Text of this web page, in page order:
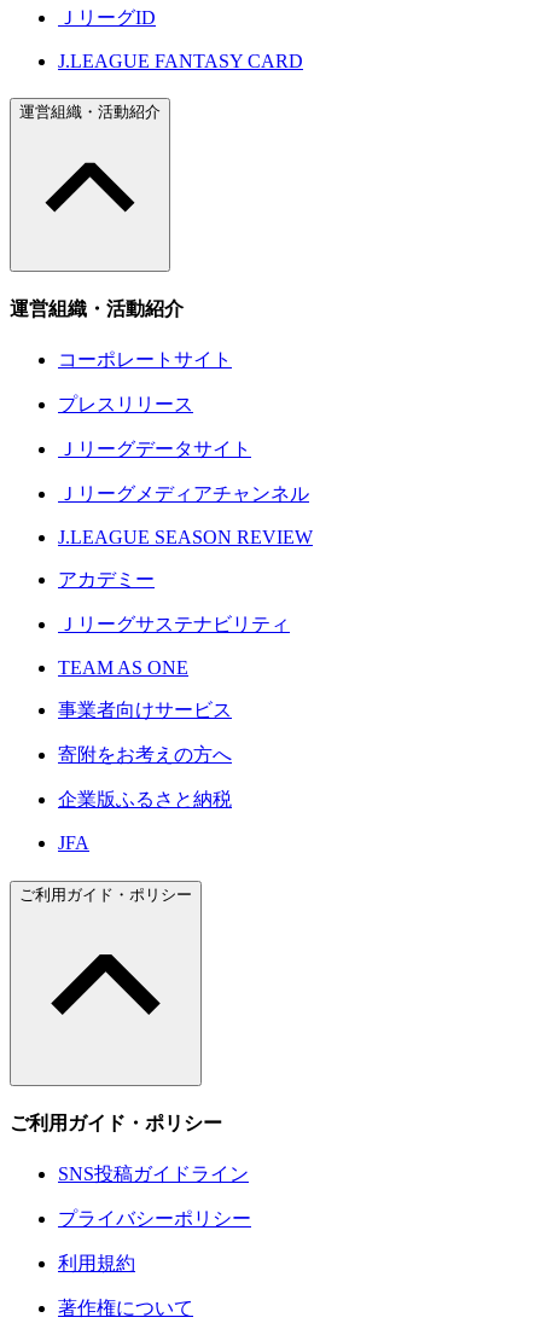
ＪリーグID
J.LEAGUE FANTASY CARD
運営組織・活動紹介
運営組織・活動紹介
コーポレートサイト
プレスリリース
Ｊリーグデータサイト
Ｊリーグメディアチャンネル
J.LEAGUE SEASON REVIEW
アカデミー
Ｊリーグサステナビリティ
TEAM AS ONE
事業者向けサービス
寄附をお考えの方へ
企業版ふるさと納税
JFA
ご利用ガイド・ポリシー
ご利用ガイド・ポリシー
SNS投稿ガイドライン
プライバシーポリシー
利用規約
著作権について